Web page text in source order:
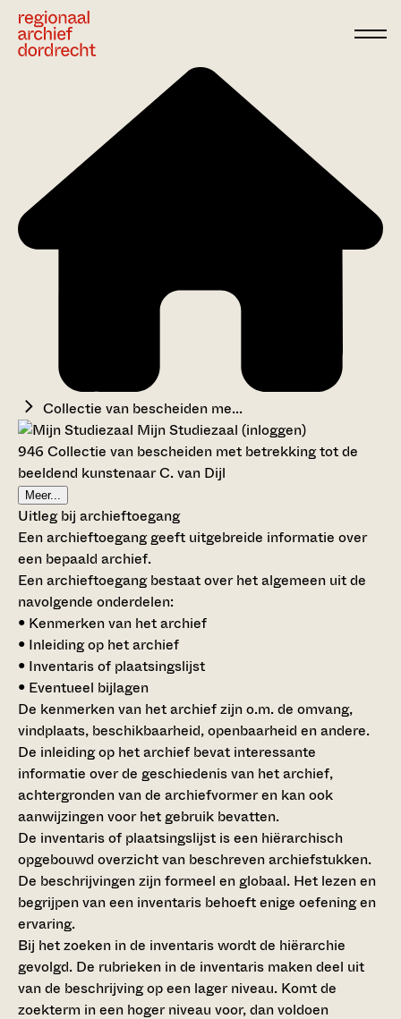
Collectie van bescheiden me...
Mijn Studiezaal (inloggen)
946 Collectie van bescheiden met betrekking tot de
beeldend kunstenaar C. van Dijl
Meer...
Uitleg bij archieftoegang
Een archieftoegang geeft uitgebreide informatie over
een bepaald archief.
Een archieftoegang bestaat over het algemeen uit de
navolgende onderdelen:
• Kenmerken van het archief
• Inleiding op het archief
• Inventaris of plaatsingslijst
• Eventueel bijlagen
De kenmerken van het archief zijn o.m. de omvang,
vindplaats, beschikbaarheid, openbaarheid en andere.
De inleiding op het archief bevat interessante
informatie over de geschiedenis van het archief,
achtergronden van de archiefvormer en kan ook
aanwijzingen voor het gebruik bevatten.
De inventaris of plaatsingslijst is een hiërarchisch
opgebouwd overzicht van beschreven archiefstukken.
De beschrijvingen zijn formeel en globaal. Het lezen en
begrijpen van een inventaris behoeft enige oefening en
ervaring.
Bij het zoeken in de inventaris wordt de hiërarchie
gevolgd. De rubrieken in de inventaris maken deel uit
van de beschrijving op een lager niveau. Komt de
zoekterm in een hoger niveau voor, dan voldoen